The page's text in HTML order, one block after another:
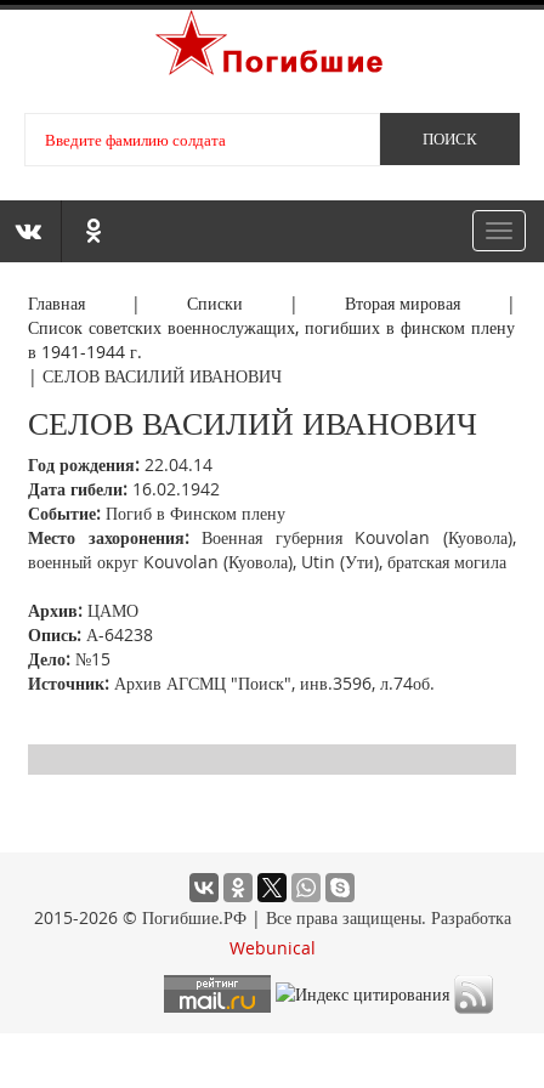
Главная |Списки | Вторая мировая|
Список советских военнослужащих, погибших в финском плену
в 1941-1944 г.
|СЕЛОВ ВАСИЛИЙ ИВАНОВИЧ
СЕЛОВ ВАСИЛИЙ ИВАНОВИЧ
Год рождения: 22.04.14
Дата гибели: 16.02.1942
Событие: Погиб в Финском плену
Место захоронения:Военная губерния Kouvolan (Куовола),
военный округ Kouvolan (Куовола), Utin (Ути), братская могила
Архив: ЦАМО
Опись: А-64238
Дело: №15
Источник: Архив АГСМЦ "Поиск", инв.3596, л.74об.
2015-2026 © Погибшие.РФ | Все права защищены. Разработка
Webunical